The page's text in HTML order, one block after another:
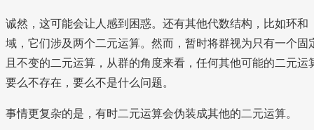
诚然，这可能会让人感到困惑。还有其他代数结构，比如环和
域，它们涉及两个二元运算。然而，暂时将群视为只有一个固
且不变的二元运算，从群的角度来看，任何其他可能的二元运
要么不存在，要么不是什么问题。
事情更复杂的是，有时二元运算会伪装成其他的二元运算。